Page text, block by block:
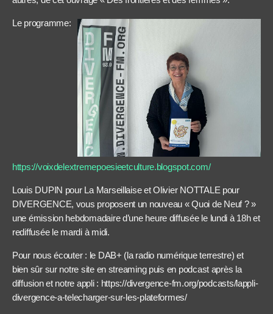
Le programme:
https://voixdelextremepoesieetculture.blogspot.com/
Louis DUPIN pour La Marseillaise et Olivier NOTTALE pour
DIVERGENCE, vous proposent un nouveau « Quoi de Neuf ? »
une émission hebdomadaire d’une heure diffusée le lundi à 18h et
rediffusée le mardi à midi.
Pour nous écouter : le DAB+ (la radio numérique terrestre) et
bien sûr sur notre site en streaming puis en podcast après la
diffusion et notre appli : https://divergence-fm.org/podcasts/lappli-
divergence-a-telecharger-sur-les-plateformes/